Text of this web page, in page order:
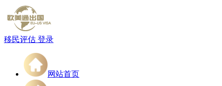
移民评估 登录
网站首页